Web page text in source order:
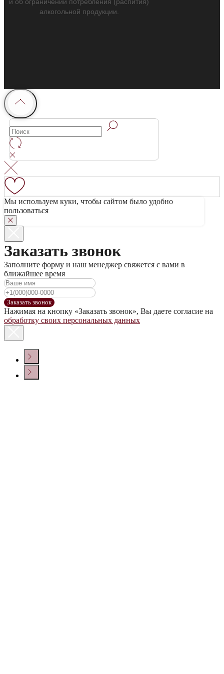
алкогольной продукции.
Мы используем куки, чтобы сайтом было удобно
пользоваться
Заказать звонок
Заполните форму и наш менеджер свяжется с вами в
ближайшее время
Заказать звонок
Нажимая на кнопку «Заказать звонок», Вы даете согласие на
обработку своих персональных данных